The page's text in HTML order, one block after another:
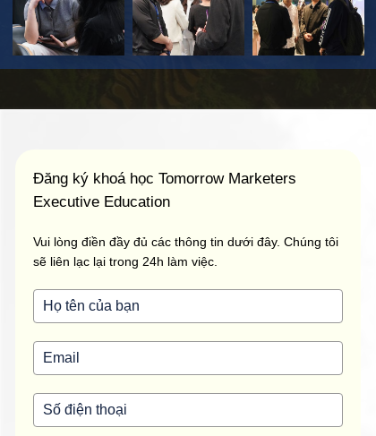
Đăng ký khoá học Tomorrow Marketers
Executive Education
Vui lòng điền đầy đủ các thông tin dưới đây. Chúng tôi
sẽ liên lạc lại trong 24h làm việc.